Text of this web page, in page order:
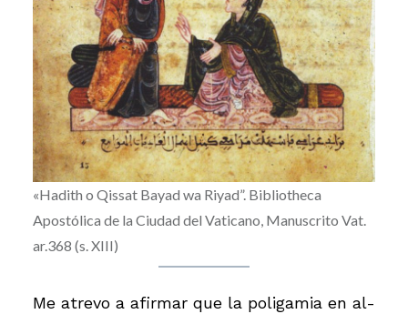
«Hadith o Qissat Bayad wa Riyad”. Bibliotheca
Apostólica de la Ciudad del Vaticano, Manuscrito Vat.
ar.368 (s. XIII)
Me atrevo a afirmar que la poligamia en al-